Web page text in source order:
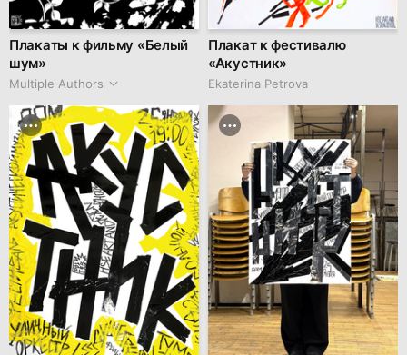
Плакаты к фильму «Белый
шум»
Multiple Authors
Плакат к фестивалю
«Акустник»
Ekaterina Petrova